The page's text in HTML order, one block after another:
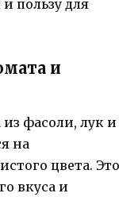
пользу для
и
фасоли, лук и
на
цвета. Это
вкуса и